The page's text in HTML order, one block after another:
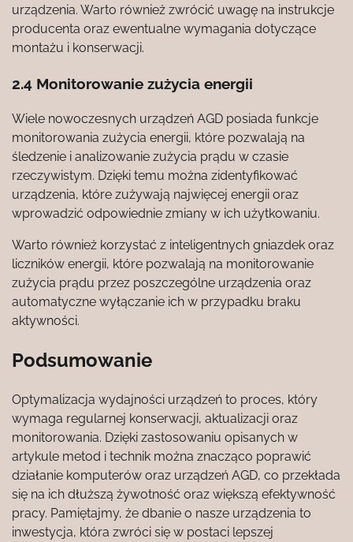
urządzenia. Warto również zwrócić uwagę na instrukcje
producenta oraz ewentualne wymagania dotyczące
montażu i konserwacji.
2.4 Monitorowanie zużycia energii
Wiele nowoczesnych urządzeń AGD posiada funkcje
monitorowania zużycia energii, które pozwalają na
śledzenie i analizowanie zużycia prądu w czasie
rzeczywistym. Dzięki temu można zidentyfikować
urządzenia, które zużywają najwięcej energii oraz
wprowadzić odpowiednie zmiany w ich użytkowaniu.
Warto również korzystać z inteligentnych gniazdek oraz
liczników energii, które pozwalają na monitorowanie
zużycia prądu przez poszczególne urządzenia oraz
automatyczne wyłączanie ich w przypadku braku
aktywności.
Podsumowanie
Optymalizacja wydajności urządzeń to proces, który
wymaga regularnej konserwacji, aktualizacji oraz
monitorowania. Dzięki zastosowaniu opisanych w
artykule metod i technik można znacząco poprawić
działanie komputerów oraz urządzeń AGD, co przekłada
się na ich dłuższą żywotność oraz większą efektywność
pracy. Pamiętajmy, że dbanie o nasze urządzenia to
inwestycja, która zwróci się w postaci lepszej